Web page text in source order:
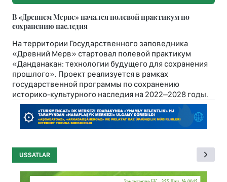
В «Древнем Мерве» начался полевой практикум по
сохранению наследия
На территории Государственного заповедника
«Древний Мерв» стартовал полевой практикум
«Данданакан: технологии будущего для сохранения
прошлого». Проект реализуется в рамках
государственной программы по сохранению
историко-культурного наследия на 2022–2028 годы.
USSATLAR